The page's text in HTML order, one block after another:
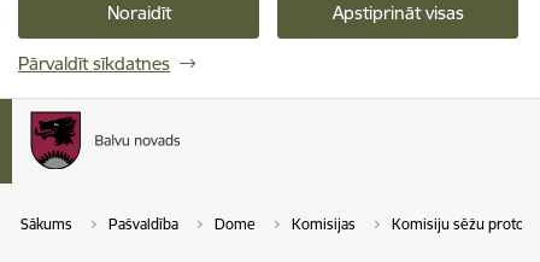
Noraidīt Apstiprināt visas
Pārvaldīt sīkdatnes
Sākums Pašvaldība Dome Komisijas Komisiju sēžu